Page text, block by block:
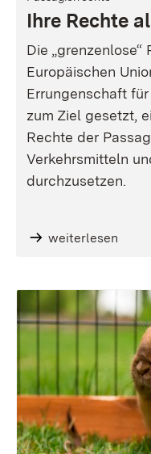
Ihre Rechte
Die
Europäischen
Errungenschaft
zum Ziel gesetzt,
Rechte der
Verkehrsmitteln
durchzusetzen.
weiterlesen